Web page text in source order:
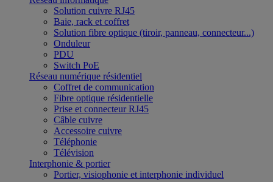
Solution cuivre RJ45
Baie, rack et coffret
Solution fibre optique (tiroir, panneau, connecteur...)
Onduleur
PDU
Switch PoE
Réseau numérique résidentiel
Coffret de communication
Fibre optique résidentielle
Prise et connecteur RJ45
Câble cuivre
Accessoire cuivre
Téléphonie
Télévision
Interphonie & portier
Portier, visiophonie et interphonie individuel